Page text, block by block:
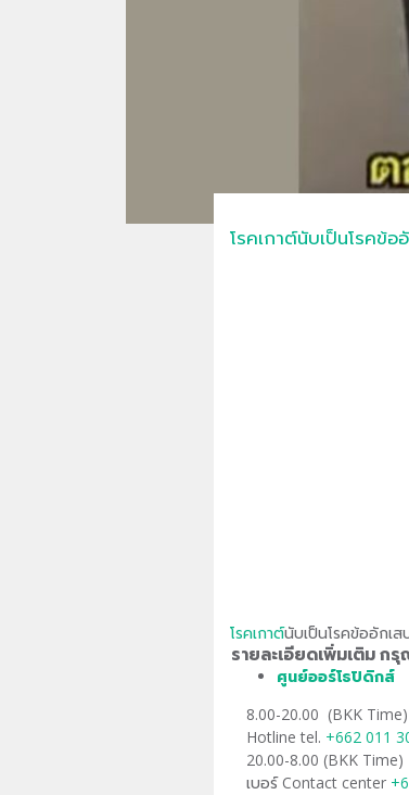
โรคเกาต์นับเป็นโรคข้
โรคเกาต์นับเป็นโรคข้ออักเ
รายละเอียดเพิ่มเติม ก
ศูนย์ออร์โธปิดิกส์​
8.00-20.00 (BKK Time)
Hotline tel. +662 011
20.00-8.00 (BKK Time)
เบอร์ Contact center